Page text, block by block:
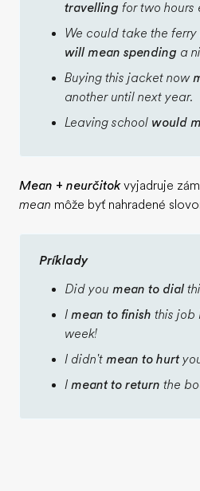
Staňte sa súčasťou tímu
travelling for two hours
We could take the
will mean spending a
Buying this jacket now
another until next year.
Leaving school would
Mean + neurčitokvyjadruje
mean môže byť nahradené
Príklady
Did you mean to dial
I mean to finish this job
week!
I didn't mean to hurt
I meant to return the